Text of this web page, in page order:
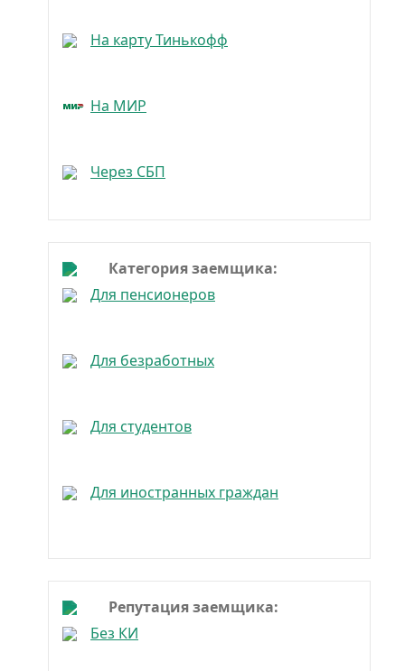
На карту Тинькофф
На МИР
Через СБП
Категория заемщика:
Для пенсионеров
Для безработных
Для студентов
Для иностранных граждан
Репутация заемщика:
Без КИ